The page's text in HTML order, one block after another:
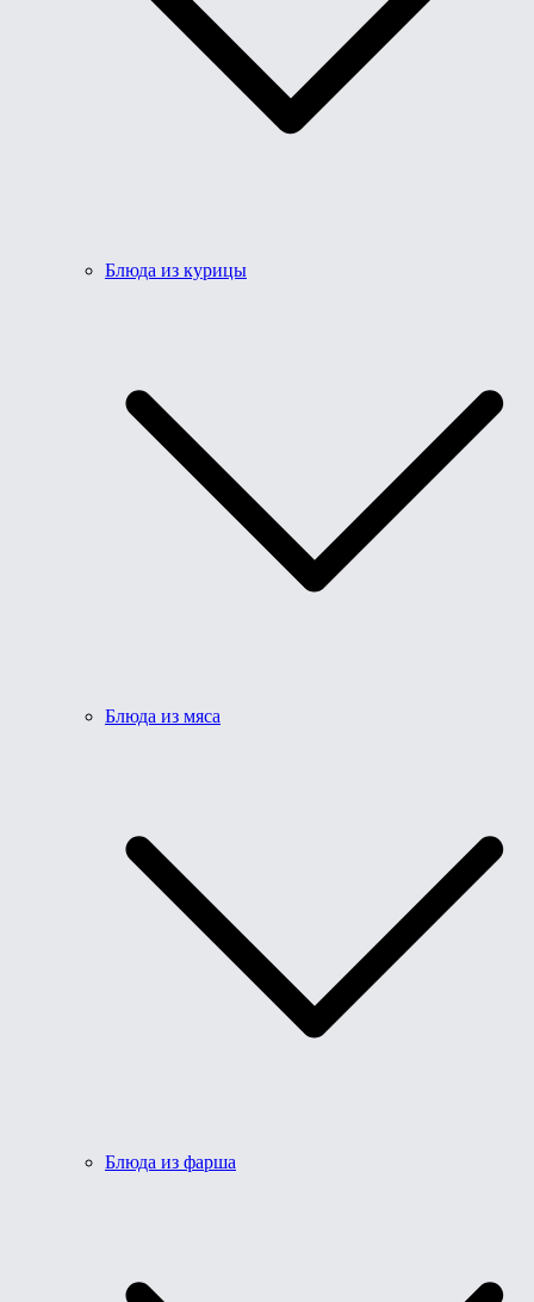
Блюда из курицы
Блюда из мяса
Блюда из фарша